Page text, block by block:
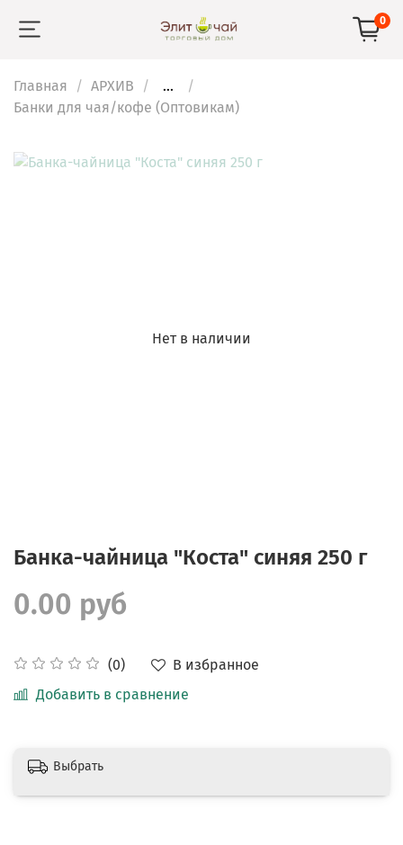
0
Главная АРХИВ
...
Банки для чая/кофе (Оптовикам)
Нет в наличии
Банка-чайница "Коста" синяя 250 г
(0)
В избранное
Добавить в сравнение
0.00 руб
Выбрать